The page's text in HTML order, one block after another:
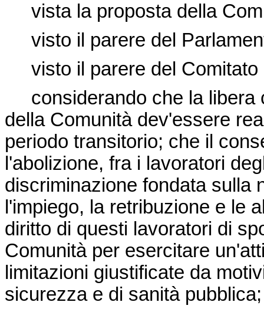
vista la proposta della
visto il parere del
visto il parere del Comitato
considerando che la libera
della Comunità dev'essere
periodo transitorio; che il
l'abolizione, fra i lavoratori
discriminazione fondata sulla
l'impiego, la retribuzione e le
diritto di questi lavoratori di
Comunità per esercitare
limitazioni giustificate da
sicurezza e di sanità pubblica;